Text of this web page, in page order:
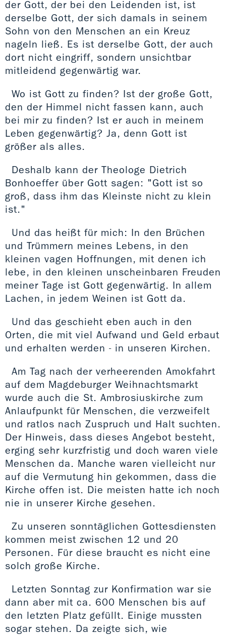
der Gott, der bei den Leidenden ist, ist
derselbe Gott, der sich damals in seinem
Sohn von den Menschen an ein Kreuz
nageln ließ. Es ist derselbe Gott, der auch
dort nicht eingriff, sondern unsichtbar
mitleidend gegenwärtig war.
Wo ist Gott zu finden? Ist der große Gott,
den der Himmel nicht fassen kann, auch
bei mir zu finden? Ist er auch in meinem
Leben gegenwärtig? Ja, denn Gott ist
größer als alles.
Deshalb kann der Theologe Dietrich
Bonhoeffer über Gott sagen: "Gott ist so
groß, dass ihm das Kleinste nicht zu klein
ist."
Und das heißt für mich: In den Brüchen
und Trümmern meines Lebens, in den
kleinen vagen Hoffnungen, mit denen ich
lebe, in den kleinen unscheinbaren Freuden
meiner Tage ist Gott gegenwärtig. In allem
Lachen, in jedem Weinen ist Gott da.
Und das geschieht eben auch in den
Orten, die mit viel Aufwand und Geld erbaut
und erhalten werden - in unseren Kirchen.
Am Tag nach der verheerenden Amokfahrt
auf dem Magdeburger Weihnachtsmarkt
wurde auch die St. Ambrosiuskirche zum
Anlaufpunkt für Menschen, die verzweifelt
und ratlos nach Zuspruch und Halt suchten.
Der Hinweis, dass dieses Angebot besteht,
erging sehr kurzfristig und doch waren viele
Menschen da. Manche waren vielleicht nur
auf die Vermutung hin gekommen, dass die
Kirche offen ist. Die meisten hatte ich noch
nie in unserer Kirche gesehen.
Zu unseren sonntäglichen Gottesdiensten
kommen meist zwischen 12 und 20
Personen. Für diese braucht es nicht eine
solch große Kirche.
Letzten Sonntag zur Konfirmation war sie
dann aber mit ca. 600 Menschen bis auf
den letzten Platz gefüllt. Einige mussten
sogar stehen. Da zeigte sich, wie